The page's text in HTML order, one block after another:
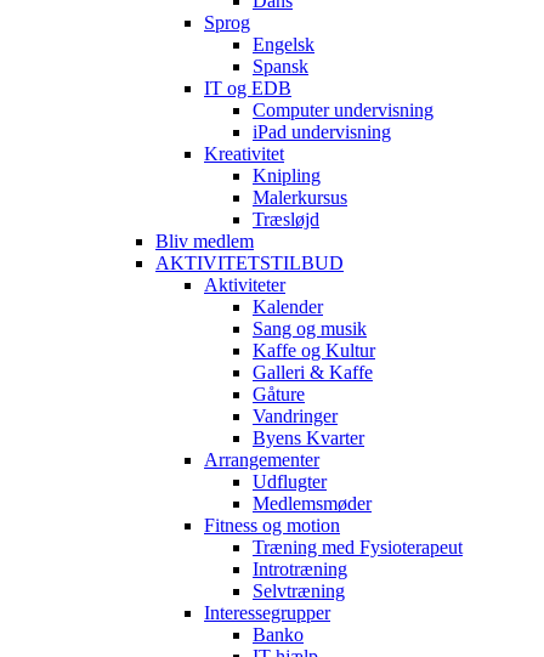
Sprog
Engelsk
Spansk
IT og EDB
Computer undervisning
iPad undervisning
Kreativitet
Knipling
Malerkursus
Træsløjd
Bliv medlem
AKTIVITETSTILBUD
Aktiviteter
Kalender
Sang og musik
Kaffe og Kultur
Galleri & Kaffe
Gåture
Vandringer
Byens Kvarter
Arrangementer
Udflugter
Medlemsmøder
Fitness og motion
Træning med Fysioterapeut
Introtræning
Selvtræning
Interessegrupper
Banko